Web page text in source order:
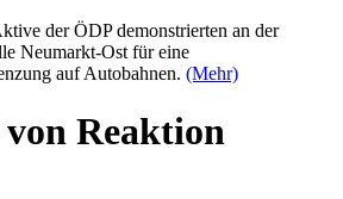
der ÖDP demonstrierten an der
Neumarkt-Ost für eine
auf Autobahnen. (Mehr)
Reaktion